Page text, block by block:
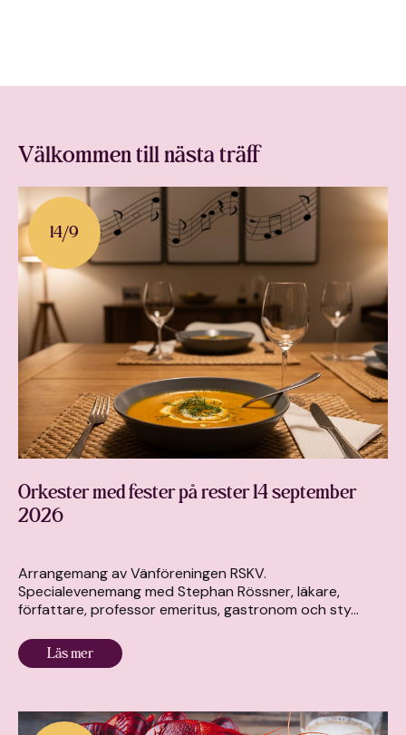
Välkommen till nästa träff
14/9
Orkester med fester på rester 14 september
2026
Arrangemang av Vänföreningen RSKV.
Specialevenemang med Stephan Rössner, läkare,
författare, professor emeritus, gastronom och sty...
Läs mer